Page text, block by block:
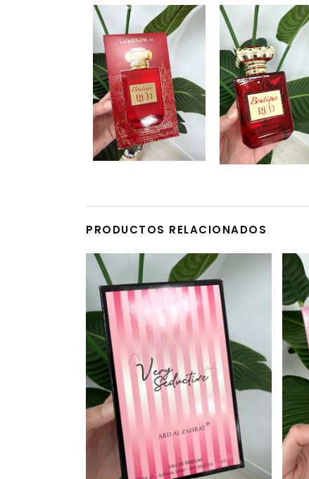
PRODUCTOS RELACIONADOS